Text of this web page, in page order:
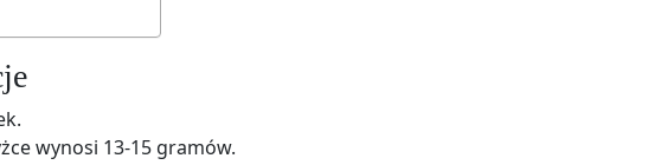
wynosi 13-15 gramów.